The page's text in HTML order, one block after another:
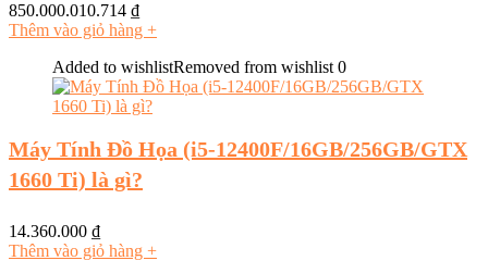
850.000.010.714 ₫
Thêm vào giỏ hàng +
Added to wishlistRemoved from wishlist 0
Máy Tính Đồ Họa (i5-12400F/16GB/256GB/GTX
1660 Ti) là gì?
14.360.000 ₫
Thêm vào giỏ hàng +